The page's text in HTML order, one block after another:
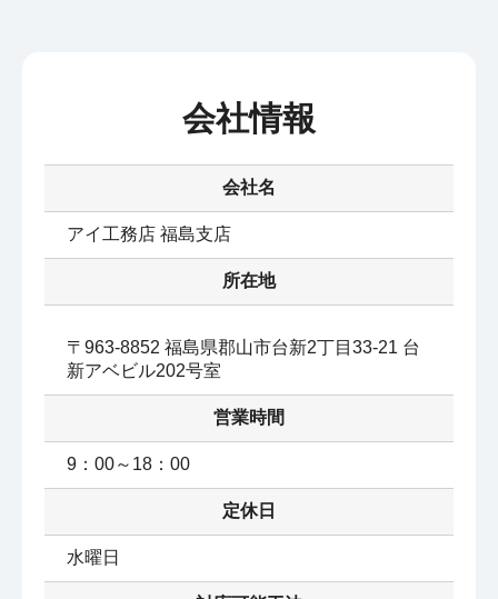
会社情報
会社名
アイ工務店 福島支店
所在地
〒963-8852 福島県郡山市台新2丁目33-21 台
新アベビル202号室
営業時間
9：00～18：00
定休日
水曜日